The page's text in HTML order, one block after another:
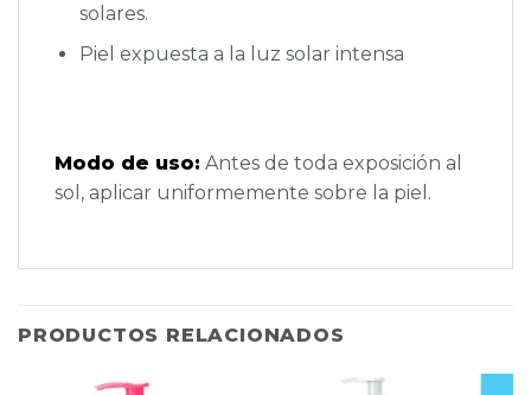
solares.
Piel expuesta a la luz solar intensa
Modo de uso: Antes de toda exposición al
sol, aplicar uniformemente sobre la piel.
PRODUCTOS RELACIONADOS